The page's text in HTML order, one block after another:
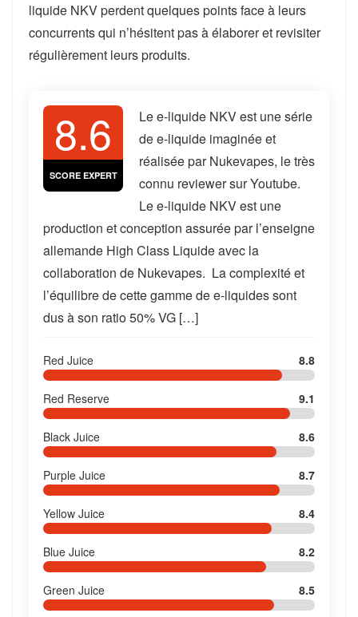
liquide NKV perdent quelques points face à leurs
concurrents qui n’hésitent pas à élaborer et revisiter
régulièrement leurs produits.
8.6
SCORE EXPERT
Le e-liquide NKV est une série
de e-liquide imaginée et
réalisée par Nukevapes, le très
connu reviewer sur Youtube.
Le e-liquide NKV est une
production et conception assurée par l’enseigne
allemande High Class Liquide avec la
collaboration de Nukevapes. La complexité et
l’équilibre de cette gamme de e-liquides sont
dus à son ratio 50% VG […]
Red Juice 8.8
Red Reserve 9.1
Black Juice 8.6
Purple Juice 8.7
Yellow Juice 8.4
Blue Juice 8.2
Green Juice 8.5